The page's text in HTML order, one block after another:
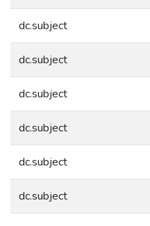
dc.subject
dc.subject
dc.subject
dc.subject
dc.subject
dc.subject